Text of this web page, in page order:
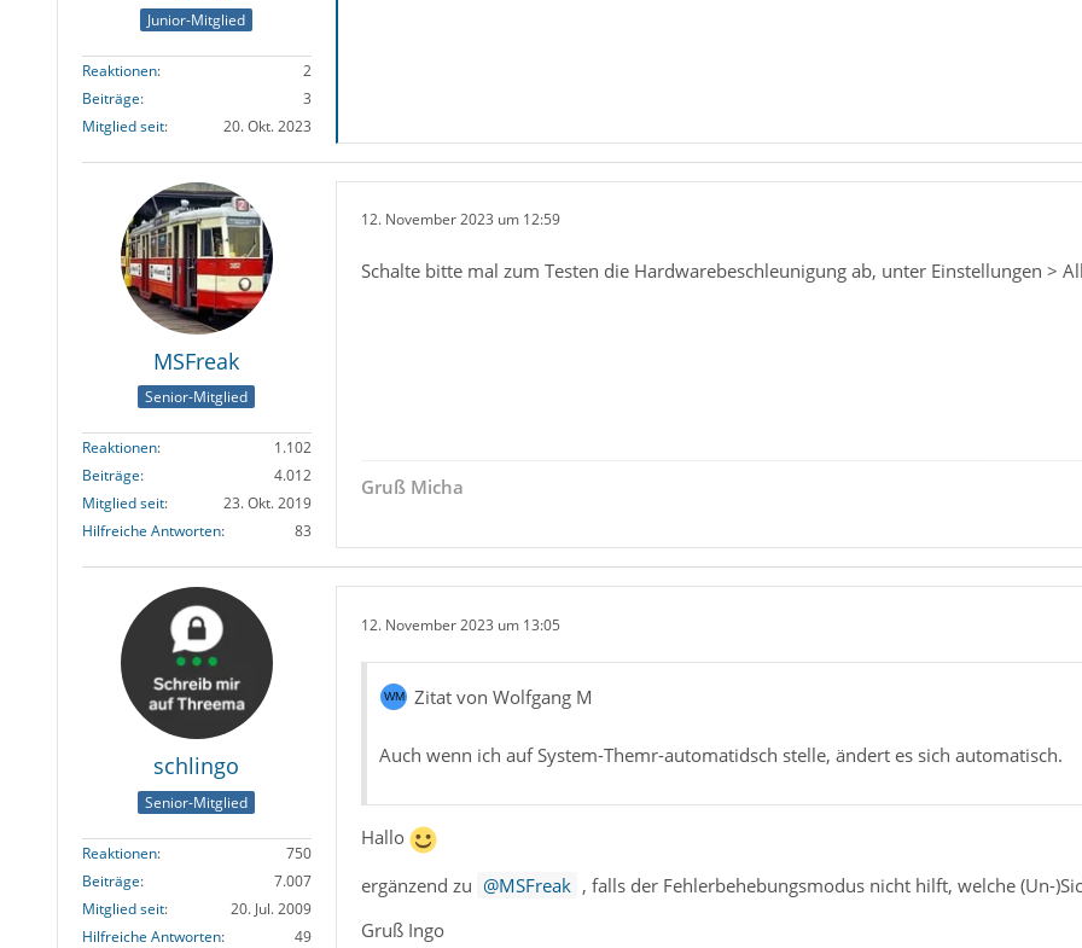
Junior-Mitglied
Reaktionen
2
Beiträge
3
Mitglied seit
20. Okt. 2023
MSFreak
Senior-Mitglied
Reaktionen
1.102
Beiträge
4.012
Mitglied seit
23. Okt. 2019
Hilfreiche Antworten
83
12. November 2023 um 12:59
Schalte bitte mal zum Testen die Hardwarebeschleunigung ab, unter Einstellungen >
Gruß Micha
schlingo
Senior-Mitglied
Reaktionen
750
Beiträge
7.007
Mitglied seit
20. Jul. 2009
Hilfreiche Antworten
49
12. November 2023 um 13:05
Zitat von Wolfgang M
Auch wenn ich auf System-Themr-automatidsch stelle, ändert es sich automatisch.
Hallo
ergänzend zu
MSFreak , falls der Fehlerbehebungsmodus nicht hilft, welche (Un-
Gruß Ingo